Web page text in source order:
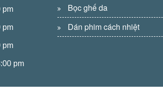
pm
pm
pm
pm
Bọc ghế da
Dán phim cách nhiệt